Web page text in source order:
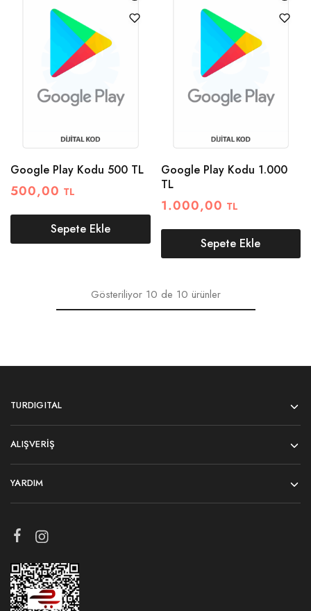
Google Play Kodu 500 TL
500,00 TL
Sepete Ekle
Google Play Kodu 1.000
TL
1.000,00 TL
Sepete Ekle
Gösteriliyor10 de 10 ürünler
TURDIGITAL
ALIŞVERIŞ
YARDIM